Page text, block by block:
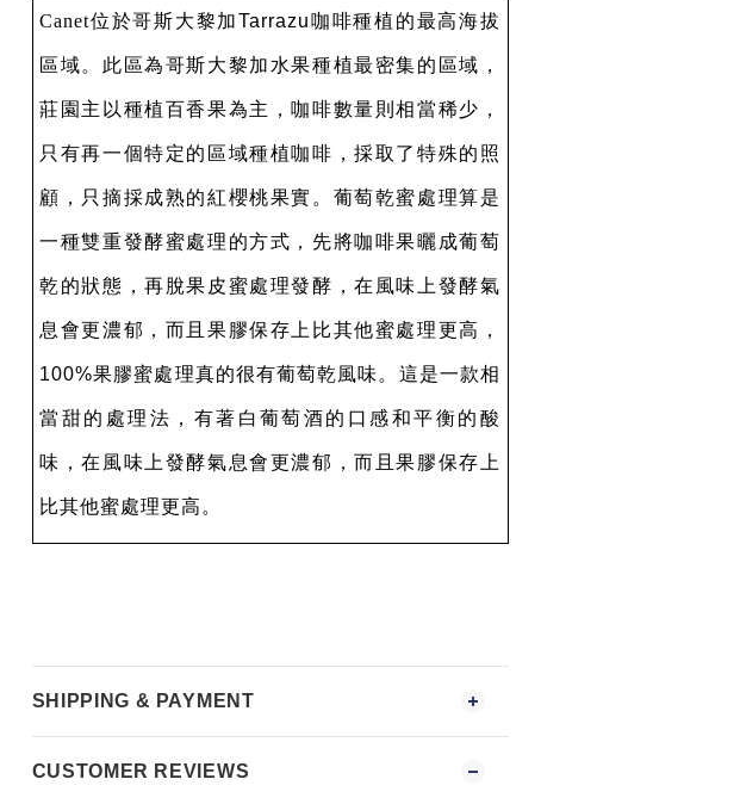
Canet位於哥斯大黎加Tarrazu 咖啡種植的最高海拔
區域。此區為哥斯大黎加水果種植最密集的區域，
莊園主以種植百香果為主，咖啡數量則相當稀少，
只有再一個特定的區域種植咖啡，採取了特殊的照
顧，只摘採成熟的紅櫻桃果實。葡萄乾蜜處理算是
一種雙重發酵蜜處理的方式，先將咖啡果曬成葡萄
乾的狀態，再脫果皮蜜處理發酵，在風味上發酵氣
息會更濃郁，而且果膠保存上比其他蜜處理更高，
100%果膠蜜處理真的很有葡萄乾風味。這是一款相
當甜的處理法，有著白葡萄酒的口感和平衡的酸
味，在風味上發酵氣息會更濃郁，而且果膠保存上
比其他蜜處理更高。
SHIPPING & PAYMENT
CUSTOMER REVIEWS